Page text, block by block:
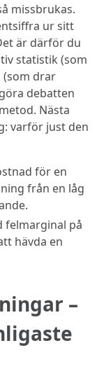
missbrukas.
ur sitt
är därför du
statistik (som
(som drar
debatten
Nästa
varför just den
för en
från en låg
felmarginal på
hävda en
–